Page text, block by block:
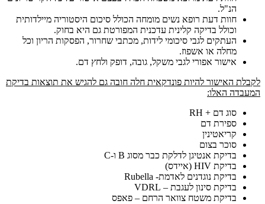
הנ"ל.
חוות דעת רופא נשים מומחה הכולל סיכום היסטוריה מיילדותית
וכולל בדיקה קלינית עדכנית המפורטת גם היא בחוק.
העתקים לגבי סיכומי לידות, מכתבי שחרור, הפסקות הריון וכל
מחלה או אשפוז.
אישור אפורי לגבי משקל, גובה, דופק ולחץ דם.
לקבלת האישור להיות פונדקאית חלה חובה גם להגיש את תוצאות בדיקת
המעבדה האלו:
סוג דם + RH
ספירת דם
קריאטינין
סוכר בצום
בדיקת אנטיגן לדלקת כבר מסוג B ו-C
בדיקת HIV (איידס)
בדיקת נוגדנים לאדמת- Rubella
בדיקת סינון לעגבת – VDRL
בדיקת משטח צוואר הרחם – פאפס